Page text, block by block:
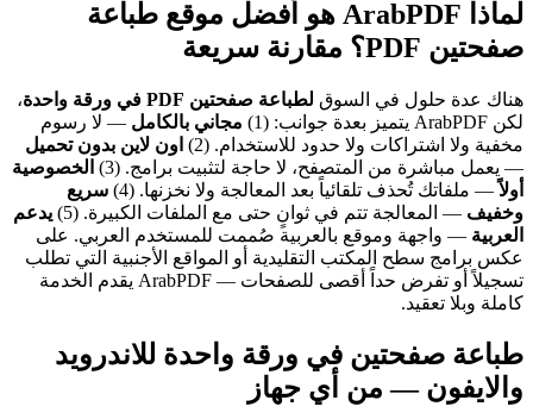
لماذا ArabPDF هو أفضل موقع طباعة
صفحتين PDF؟ مقارنة سريعة
هناك عدة حلول في السوق لطباعة صفحتين PDF في ورقة واحدة
،
لكن ArabPDF يتميز بعدة جوانب: (1)
مجاني بالكامل — لا رسوم
مخفية ولا اشتراكات ولا حدود للاستخدام. (2)
اون لاين بدون تحميل
— يعمل مباشرة من المتصفح، لا حاجة لتثبيت برامج. (3)
الخصوصية
أولاً— ملفاتك تُحذف تلقائياً بعد المعالجة ولا نخزنها. (4)
سريع
وخفيف — المعالجة تتم في ثوانٍ حتى مع الملفات الكبيرة. (5)
يدعم
العربية — واجهة وموقع بالعربية صُممت للمستخدم العربي. على
عكس برامج سطح المكتب التقليدية أو المواقع الأجنبية التي تطلب
تسجيلاً أو تفرض حداً أقصى للصفحات — ArabPDF يقدم الخدمة
كاملة وبلا تعقيد.
طباعة صفحتين في ورقة واحدة للاندرويد
والايفون — من أي جهاز